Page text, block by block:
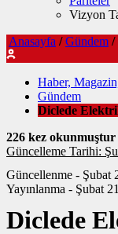
Vizyon
Anasayfa / Gündem /
Haber,
Gündem
Diclede
226 kez okunmuştur
Güncelleme Tarihi:
Güncellenme - Şubat
Yayınlanma - Şubat
Diclede